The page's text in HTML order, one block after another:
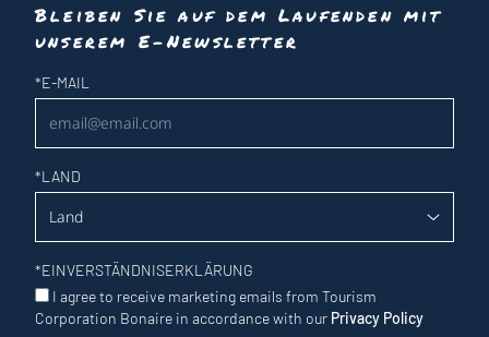
Bleiben Sie auf dem Laufenden mit
unserem E-Newsletter
Newsletter
*E-MAIL
*LAND
*EINVERSTÄNDNISERKLÄRUNG
I agree to receive marketing emails from Tourism
Corporation Bonaire in accordance with our Privacy Policy